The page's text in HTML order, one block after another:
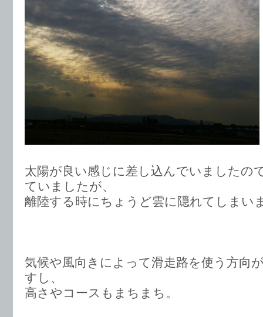
太陽が良い感じに差し込んでいましたの
ていましたが、
離陸する時にちょうど雲に隠れてしまい
気候や風向きによって滑走路を使う方向
すし、
高さやコースもまちまち。